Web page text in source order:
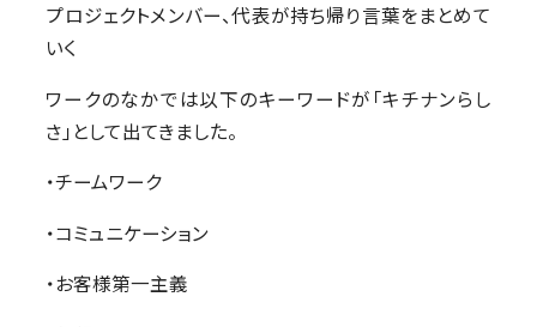
プロジェクトメンバー、代表が持ち帰り言葉をまとめて
いく
ワークのなかでは以下のキーワードが「キチナンらし
さ」として出てきました。
・チームワーク
・コミュニケーション
・お客様第一主義